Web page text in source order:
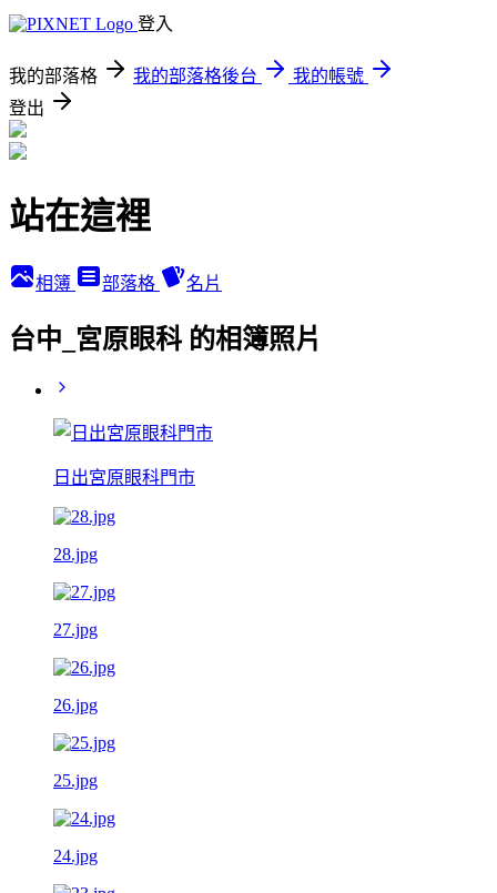
登入
我的部落格 我的部落格後台
我的帳號
登出
站在這裡
相簿 部落格 名片
台中_宮原眼科 的相簿照片
日出宮原眼科門市
28.jpg
27.jpg
26.jpg
25.jpg
24.jpg